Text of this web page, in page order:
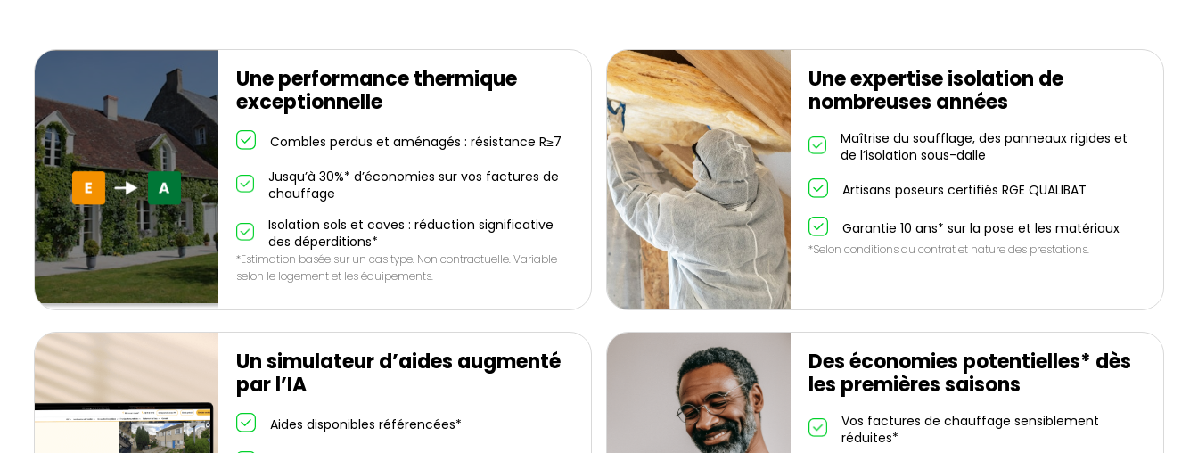
Une performance thermique
exceptionnelle
Combles perdus et aménagés : résistance R≥7
Jusqu’à 30%* d’économies sur vos factures de
chauffage
Isolation sols et caves : réduction significative
des déperditions*
*Estimation basée sur un cas type. Non contractuelle. Variable
selon le logement et les équipements.
Une expertise isolation de
nombreuses années
Maîtrise du soufflage, des panneaux rigides et
de l’isolation sous-dalle
Artisans poseurs certifiés RGE QUALIBAT
Garantie 10 ans* sur la pose et les matériaux
*Selon conditions du contrat et nature des prestations.
Un simulateur d’aides augmenté
par l’IA
Aides disponibles référencées*
Des économies potentielles* dès
les premières saisons
Vos factures de chauffage sensiblement
réduites*